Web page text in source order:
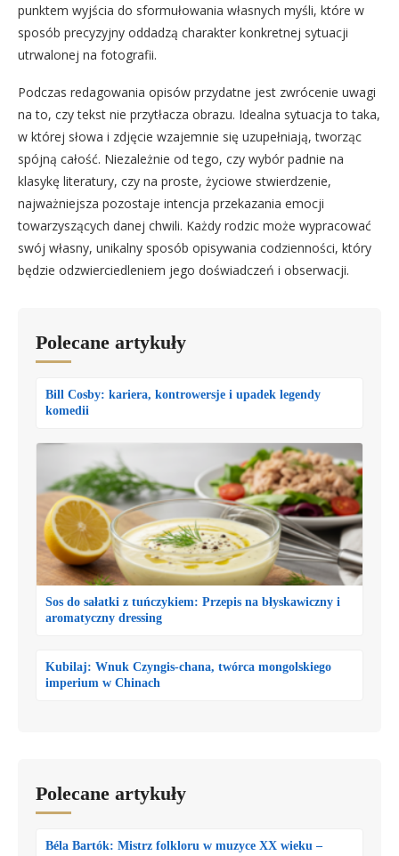
punktem wyjścia do sformułowania własnych myśli, które w
sposób precyzyjny oddadzą charakter konkretnej sytuacji
utrwalonej na fotografii.
Podczas redagowania opisów przydatne jest zwrócenie uwagi
na to, czy tekst nie przytłacza obrazu. Idealna sytuacja to taka,
w której słowa i zdjęcie wzajemnie się uzupełniają, tworząc
spójną całość. Niezależnie od tego, czy wybór padnie na
klasykę literatury, czy na proste, życiowe stwierdzenie,
najważniejsza pozostaje intencja przekazania emocji
towarzyszących danej chwili. Każdy rodzic może wypracować
swój własny, unikalny sposób opisywania codzienności, który
będzie odzwierciedleniem jego doświadczeń i obserwacji.
Polecane artykuły
Bill Cosby: kariera, kontrowersje i upadek legendy
komedii
Sos do sałatki z tuńczykiem: Przepis na błyskawiczny i
aromatyczny dressing
Kubilaj: Wnuk Czyngis-chana, twórca mongolskiego
imperium w Chinach
Polecane artykuły
Béla Bartók: Mistrz folkloru w muzyce XX wieku –